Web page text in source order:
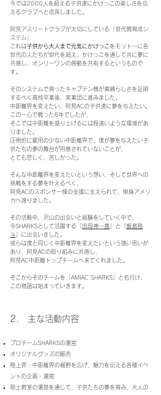
今では2000人を超える子供達にかけっこの楽しさを伝
えるクラブへと成長しました。
阿見アスリートクラブが大切にしている「世代間育成シ
ステム」
これは子供から大人まで元気にかけっこ をモットーに各
世代の人たちが世代を超え、かけっこを通して共に夢に
共感し、オンリーワンの感動を共有するというもので
す。
そのシステムで育ったキャプテン楠が素晴らしさを証明
するべく高校卒業後、実業団に進みました。
中距離界を変えたい、阿見ACの子供達に夢を与えたい。
この一心で戦った6年でしたが、
そこでは中距離を盛り上げるには程遠いような環境があ
りました。
圧倒的に雇用の少ない中距離界で、僕が夢を与えたい子
供たちの夢の舞台が用意されていないことが,
とても悲しく、苦しかった。
そんな中距離界を変えたいという想い、そして世界への
挑戦をする夢を叶えるべく、
阿見ACのスポンサー様の支援に支えられて、単身アメリ
カへ渡りました。
その活動中、沢山の出会いと経験をしていく中で、
今SHARKSとして活躍する「
田母神一喜 」と「 飯島陸
斗 」に出会いました。
彼らは僕と同じく中距離界を変えたいという強い思いが
あり、阿見ACの取り組みに共感し、
阿見AC中距離トップチームへ来てくれました。
そこからそのチームを「AMIAC SHARKS」と名付け、
この物語は始まっていきます。
2. 主な活動内容
プロチームSHARKSの運営
オリジナルグッズの販売
陸上界・中距離界の裾野を広げ、魅力を伝える各種イベ
ントの企画・運営
陸上教室の運営を通じて、子供たちの夢を育み、大人の